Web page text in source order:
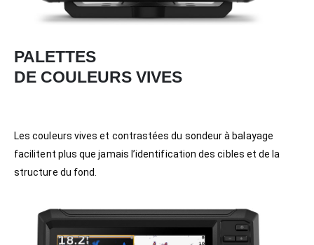
PALETTES
DE COULEURS VIVES
Les couleurs vives et contrastées du sondeur à balayage
facilitent plus que jamais l’identification des cibles et de la
structure du fond.